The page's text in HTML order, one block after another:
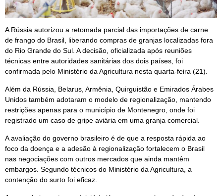
A Rússia autorizou a retomada parcial das importações de carne
de frango do Brasil, liberando compras de granjas localizadas fora
do Rio Grande do Sul. A decisão, oficializada após reuniões
técnicas entre autoridades sanitárias dos dois países, foi
confirmada pelo Ministério da Agricultura nesta quarta-feira (21).
Além da Rússia, Belarus, Armênia, Quirguistão e Emirados Árabes
Unidos também adotaram o modelo de regionalização, mantendo
restrições apenas para o município de Montenegro, onde foi
registrado um caso de gripe aviária em uma granja comercial.
A avaliação do governo brasileiro é de que a resposta rápida ao
foco da doença e a adesão à regionalização fortalecem o Brasil
nas negociações com outros mercados que ainda mantêm
embargos. Segundo técnicos do Ministério da Agricultura, a
contenção do surto foi eficaz.